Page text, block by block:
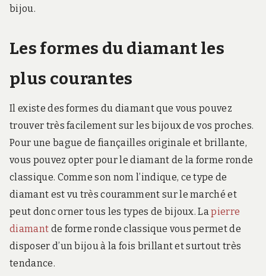
bijou.
Les formes du diamant les
plus courantes
Il existe des formes du diamant que vous pouvez
trouver très facilement sur les bijoux de vos proches.
Pour une bague de fiançailles originale et brillante,
vous pouvez opter pour le diamant de la forme ronde
classique. Comme son nom l’indique, ce type de
diamant est vu très couramment sur le marché et
peut donc orner tous les types de bijoux. Lapierre
diamant de forme ronde classique vous permet de
disposer d’un bijou à la fois brillant et surtout très
tendance.